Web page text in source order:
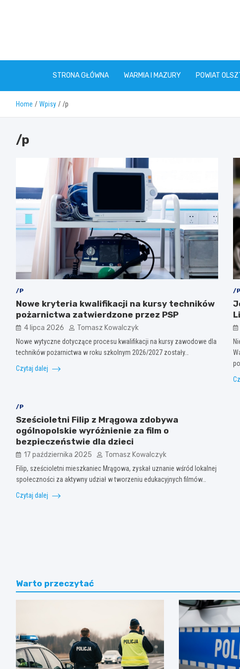
STRONA GŁÓWNA WARMIA I MAZURY POWIAT
Home Wpisy /p
/p
/P
Nowe kryteria kwalifikacji na kursy techników
pożarnictwa zatwierdzone przez PSP
4 lipca 2026 Tomasz Kowalczyk
Nowe wytyczne dotyczące procesu kwalifikacji na kursy zawodowe dla
techników pożarnictwa w roku szkolnym 2026/2027 zostały…
Czytaj dalej
/P
/P
Sześcioletni Filip z Mrągowa zdobywa
ogólnopolskie wyróżnienie za film o
bezpieczeństwie dla dzieci
17 października 2025 Tomasz Kowalczyk
Filip, sześcioletni mieszkaniec Mrągowa, zyskał uznanie wśród lokalnej
społeczności za aktywny udział w tworzeniu edukacyjnych filmów…
Czytaj dalej
Warto przeczytać